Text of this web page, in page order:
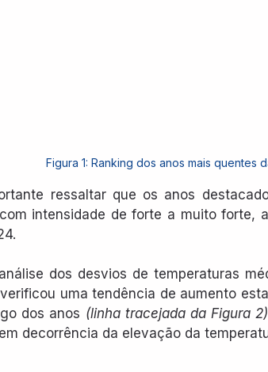
Figura 1: Ranking dos anos mais quentes
ressaltar que os anos
intensidade de forte a muito forte,
dos desvios de temperaturas
uma tendência de aumento
dos anos (linha tracejada da Figura 2)
decorrência da elevação da